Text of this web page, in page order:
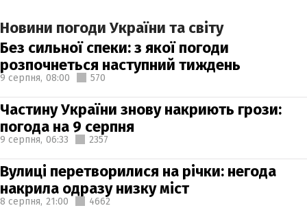
Новини погоди України та світу
Без сильної спеки: з якої погоди
розпочнеться наступний тиждень
9 серпня, 08:00 570
Частину України знову накриють грози:
погода на 9 серпня
9 серпня, 06:33 2357
Вулиці перетворилися на річки: негода
накрила одразу низку міст
8 серпня, 21:00 4662